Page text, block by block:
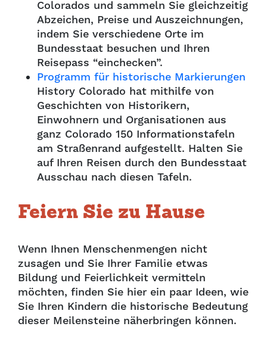
Colorados und sammeln Sie gleichzeitig
Abzeichen, Preise und Auszeichnungen,
indem Sie verschiedene Orte im
Bundesstaat besuchen und Ihren
Reisepass “einchecken”.
Programm für historische Markierungen
History Colorado hat mithilfe von
Geschichten von Historikern,
Einwohnern und Organisationen aus
ganz Colorado 150 Informationstafeln
am Straßenrand aufgestellt. Halten Sie
auf Ihren Reisen durch den Bundesstaat
Ausschau nach diesen Tafeln.
Feiern Sie zu Hause
Wenn Ihnen Menschenmengen nicht
zusagen und Sie Ihrer Familie etwas
Bildung und Feierlichkeit vermitteln
möchten, finden Sie hier ein paar Ideen, wie
Sie Ihren Kindern die historische Bedeutung
dieser Meilensteine näherbringen können.